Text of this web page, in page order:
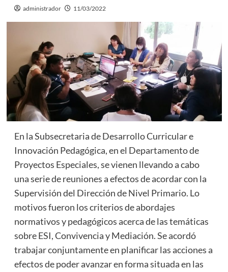
administrador 11/03/2022
En la Subsecretaria de Desarrollo Curricular e
Innovación Pedagógica, en el Departamento de
Proyectos Especiales, se vienen llevando a cabo
una serie de reuniones a efectos de acordar con la
Supervisión del Dirección de Nivel Primario. Lo
motivos fueron los criterios de abordajes
normativos y pedagógicos acerca de las temáticas
sobre ESI, Convivencia y Mediación. Se acordó
trabajar conjuntamente en planificar las acciones a
efectos de poder avanzar en forma situada en las